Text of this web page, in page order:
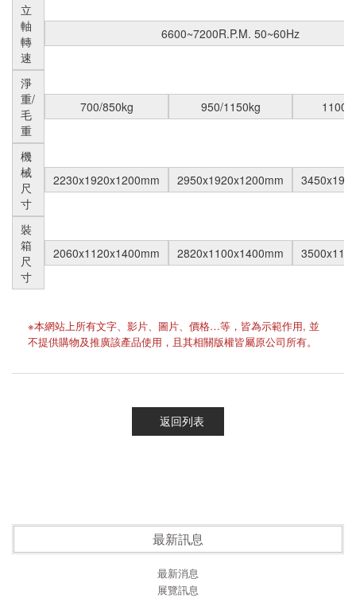
立
軸
轉
速
6600~7200R.P.M. 50~60Hz
淨
重/
毛
重
700/850kg 950/1150kg 1100/
機
械
尺
寸
2230x1920x1200mm 2950x1920x1200mm
裝
箱
尺
寸
2060x1120x1400mm 2820x1100x1400mm
※本網站上所有文字、影片、圖片、價格…等，皆為示範作用, 並
不提供購物及推廣該產品使用，且其相關版權皆屬原公司所有。
返回列表
最新訊息
最新消息
展覽訊息